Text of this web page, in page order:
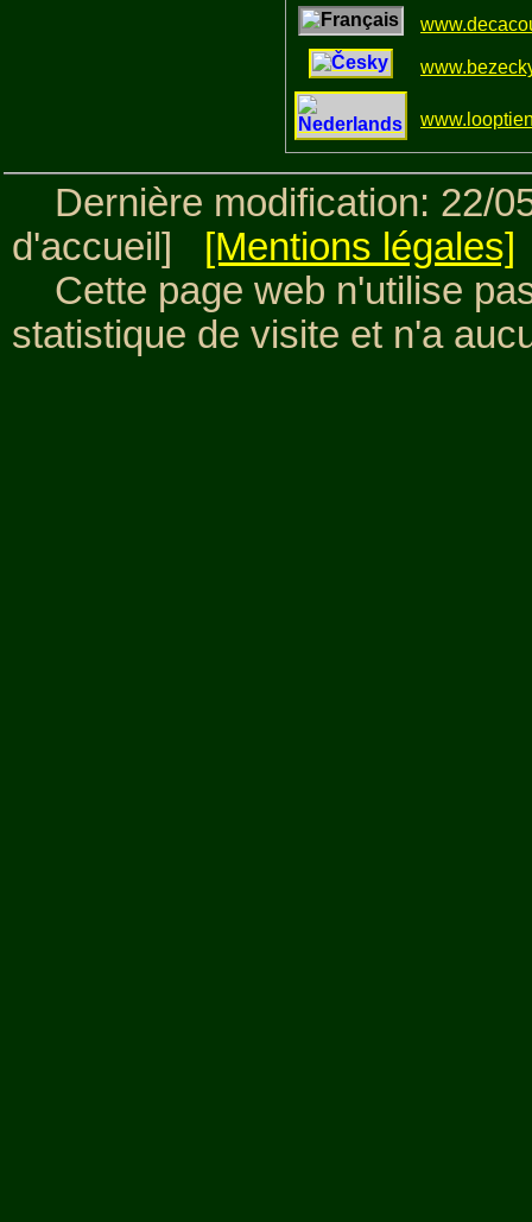
Dernière modification: 22/
d'accueil]
[Mentions légales]
Cette page web n'utilise
statistique de visite et n'a